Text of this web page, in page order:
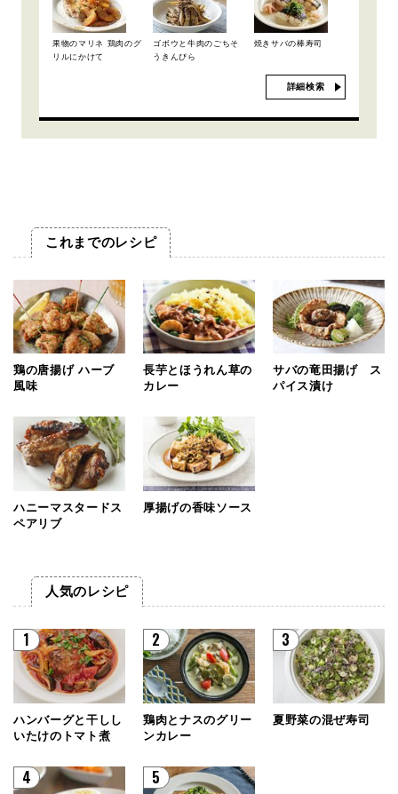
果物のマリネ 鶏肉のグ
リルにかけて
ゴボウと牛肉のごちそ
うきんぴら
焼きサバの棒寿司
詳細検索
これまでのレシピ
鶏の唐揚げ ハーブ
風味
長芋とほうれん草の
カレー
サバの竜田揚げ ス
パイス漬け
ハニーマスタードス
ペアリブ
厚揚げの香味ソース
人気のレシピ
1
ハンバーグと干しし
いたけのトマト煮
2
鶏肉とナスのグリー
ンカレー
3
夏野菜の混ぜ寿司
4 5